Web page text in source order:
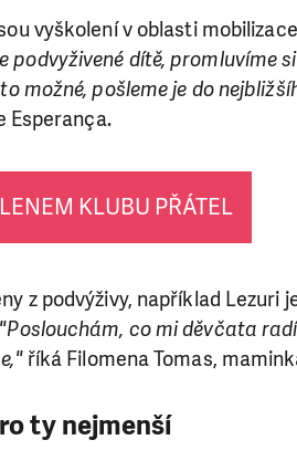
vyškolení v oblasti
podvyživené dítě, promluvíme
možné, pošleme je do
Esperança.
KLUBU PŘÁTEL
z podvýživy, například Lezuri
"Poslouchám, co mi děvčata
říká Filomena Tomas,
ty nejmenší